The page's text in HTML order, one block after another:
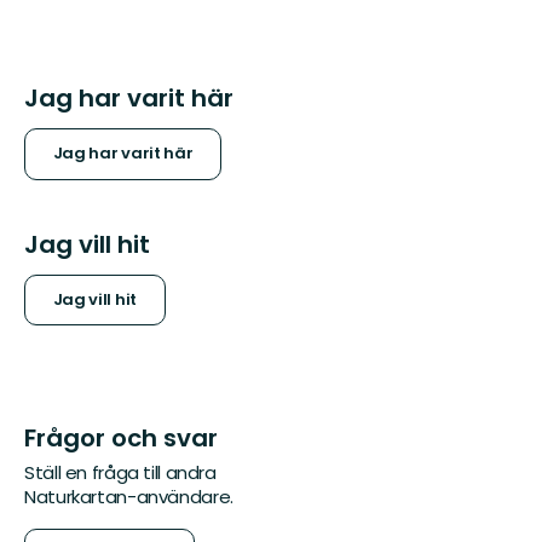
Jag har varit här
Jag har varit här
Jag vill hit
Jag vill hit
Frågor och svar
Ställ en fråga till andra
Naturkartan-användare.